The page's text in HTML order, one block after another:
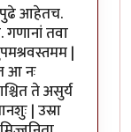
पुढे आहेतच.
तवा
|
आ नः
ते असुर्य
| उस्रा